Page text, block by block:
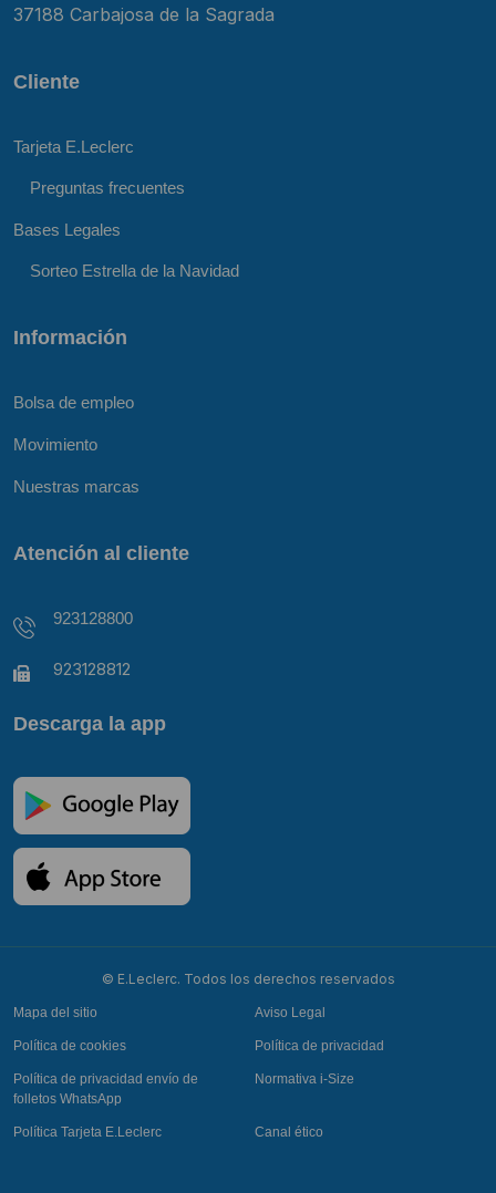
37188 Carbajosa de la Sagrada
Cliente
Tarjeta E.Leclerc
Preguntas frecuentes
Bases Legales
Sorteo Estrella de la Navidad
Información
Bolsa de empleo
Movimiento
Nuestras marcas
Atención al cliente
923128800
923128812
Descarga la app
© E.Leclerc. Todos los derechos reservados
Mapa del sitio Aviso Legal
Política de cookies Política de privacidad
Política de privacidad envío de
folletos WhatsApp
Normativa i-Size
Política Tarjeta E.Leclerc Canal ético